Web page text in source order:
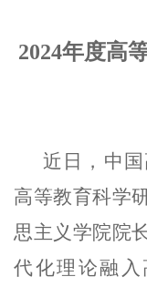
2024年度高
近日，中
高等教育科学
思主义学院院
代化理论融